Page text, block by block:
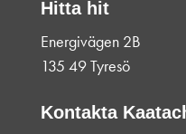
Hitta hit
Energivägen 2B
135 49 Tyresö
Kontakta